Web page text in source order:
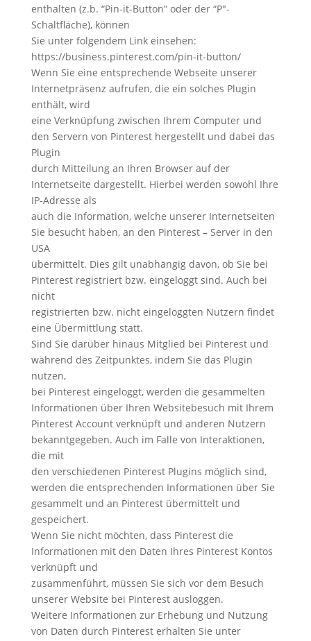
enthalten (z.b. “Pin-it-Button” oder der “P″-
Schaltfläche), können
Sie unter folgendem Link einsehen:
https://business.pinterest.com/pin-it-button/
Wenn Sie eine entsprechende Webseite unserer
Internetpräsenz aufrufen, die ein solches Plugin
enthält, wird
eine Verknüpfung zwischen Ihrem Computer und
den Servern von Pinterest hergestellt und dabei das
Plugin
durch Mitteilung an Ihren Browser auf der
Internetseite dargestellt. Hierbei werden sowohl Ihre
IP-Adresse als
auch die Information, welche unserer Internetseiten
Sie besucht haben, an den Pinterest – Server in den
USA
übermittelt. Dies gilt unabhängig davon, ob Sie bei
Pinterest registriert bzw. eingeloggt sind. Auch bei
nicht
registrierten bzw. nicht eingeloggten Nutzern findet
eine Übermittlung statt.
Sind Sie darüber hinaus Mitglied bei Pinterest und
während des Zeitpunktes, indem Sie das Plugin
nutzen,
bei Pinterest eingeloggt, werden die gesammelten
Informationen über Ihren Websitebesuch mit Ihrem
Pinterest Account verknüpft und anderen Nutzern
bekanntgegeben. Auch im Falle von Interaktionen,
die mit
den verschiedenen Pinterest Plugins möglich sind,
werden die entsprechenden Informationen über Sie
gesammelt und an Pinterest übermittelt und
gespeichert.
Wenn Sie nicht möchten, dass Pinterest die
Informationen mit den Daten Ihres Pinterest Kontos
verknüpft und
zusammenführt, müssen Sie sich vor dem Besuch
unserer Website bei Pinterest ausloggen.
Weitere Informationen zur Erhebung und Nutzung
von Daten durch Pinterest erhalten Sie unter